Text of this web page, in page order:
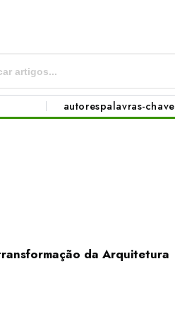
autorespalavras-chave
da Arquitetura